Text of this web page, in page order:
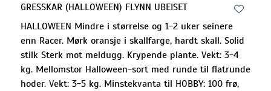
GRESSKAR (HALLOWEEN) FLYNN UBEISET
HALLOWEEN Mindre i størrelse og 1-2 uker seinere
enn Racer. Mørk oransje i skallfarge, hardt skall. Solid
stilk Sterk mot meldugg. Krypende plante. Vekt: 3-4
kg. Mellomstor Halloween-sort med runde til flatrunde
hoder. Vekt: 3-5 kg. Minstekvanta til HOBBY: 100 frø,